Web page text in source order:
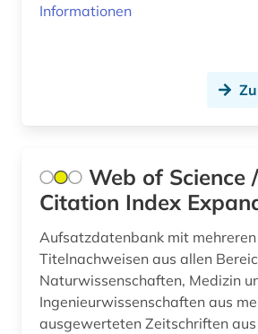
katastrophenschutz (1)
leitungsbau (1)
material (1)
medizin (1)
mobilität (1)
Informationen
Web of Science
Citation Index
Aufsatzdatenbank mit
Titelnachweisen aus allen
Naturwissenschaften, Medizin
Ingenieurwissenschaften aus
ausgewerteten Zeitschriften